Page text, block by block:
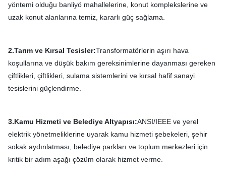
yöntemi olduğu banliyö mahallelerine, konut komplekslerine ve
uzak konut alanlarına temiz, kararlı güç sağlama.
2.Tarım ve Kırsal Tesisler:Transformatörlerin aşırı hava
koşullarına ve düşük bakım gereksinimlerine dayanması gereken
çiftlikleri, çiftlikleri, sulama sistemlerini ve kırsal hafif sanayi
tesislerini güçlendirme.
3.Kamu Hizmeti ve Belediye Altyapısı:ANSI/IEEE ve yerel
elektrik yönetmeliklerine uyarak kamu hizmeti şebekeleri, şehir
sokak aydınlatması, belediye parkları ve toplum merkezleri için
kritik bir adım aşağı çözüm olarak hizmet verme.